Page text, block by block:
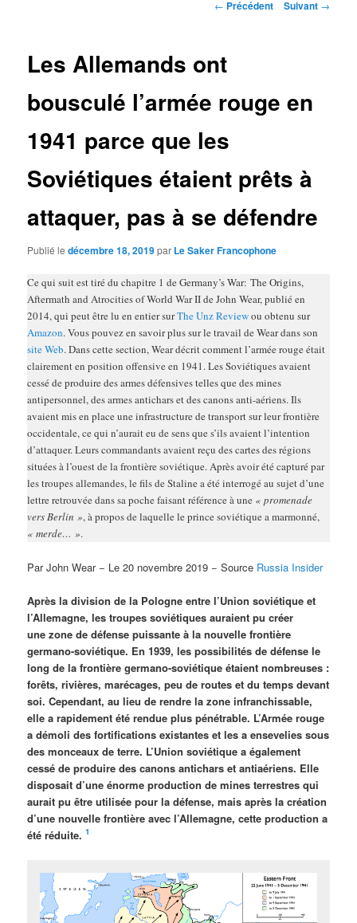
Navigation
← Précédent Suivant →
Les Allemands ont
bousculé l’armée rouge en
1941 parce que les
Soviétiques étaient prêts à
attaquer, pas à se défendre
Publié ledécembre 18, 2019par Le Saker Francophone
Ce qui suit est tiré du chapitre 1 de Germany’s War: The Origins,
Aftermath and Atrocities of World War II de John Wear, publié en
2014, qui peut être lu en entier surThe Unz Reviewou obtenu sur
Amazon. Vous pouvez en savoir plus sur le travail de Wear dans son
site Web. Dans cette section, Wear décrit comment l’armée rouge était
clairement en position offensive en 1941. Les Soviétiques avaient
cessé de produire des armes défensives telles que des mines
antipersonnel, des armes antichars et des canons anti-aériens. Ils
avaient mis en place une infrastructure de transport sur leur frontière
occidentale, ce qui n’aurait eu de sens que s’ils avaient l’intention
d’attaquer. Leurs commandants avaient reçu des cartes des régions
situées à l’ouest de la frontière soviétique. Après avoir été capturé par
les troupes allemandes, le fils de Staline a été interrogé au sujet d’une
lettre retrouvée dans sa poche faisant référence à une « promenade
vers Berlin », à propos de laquelle le prince soviétique a marmonné,
« merde… ».
Par John Wear − Le 20 novembre 2019 − Source Russia Insider
Après la division de la Pologne entre l’Union soviétique et
l’Allemagne, les troupes soviétiques auraient pu créer
une zone de défense puissante à la nouvelle frontière
germano-soviétique. En 1939, les possibilités de défense le
long de la frontière germano-soviétique étaient nombreuses :
forêts, rivières, marécages, peu de routes et du temps devant
soi. Cependant, au lieu de rendre la zone infranchissable,
elle a rapidement été rendue plus pénétrable. L’Armée rouge
a démoli des fortifications existantes et les a ensevelies sous
des monceaux de terre. L’Union soviétique a également
cessé de produire des canons antichars et antiaériens. Elle
disposait d’une énorme production de mines terrestres qui
aurait pu être utilisée pour la défense, mais après la création
d’une nouvelle frontière avec l’Allemagne, cette production a
été réduite.1